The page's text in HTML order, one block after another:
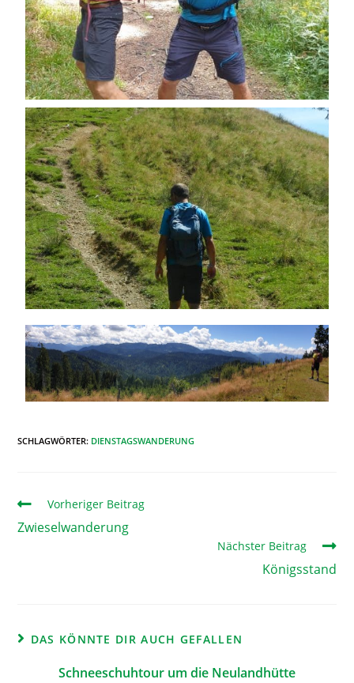
SCHLAGWÖRTER: DIENSTAGSWANDERUNG
Vorheriger Beitrag
Zwieselwanderung
Nächster Beitrag
Königsstand
DAS KÖNNTE DIR AUCH GEFALLEN
Schneeschuhtour um die Neulandhütte